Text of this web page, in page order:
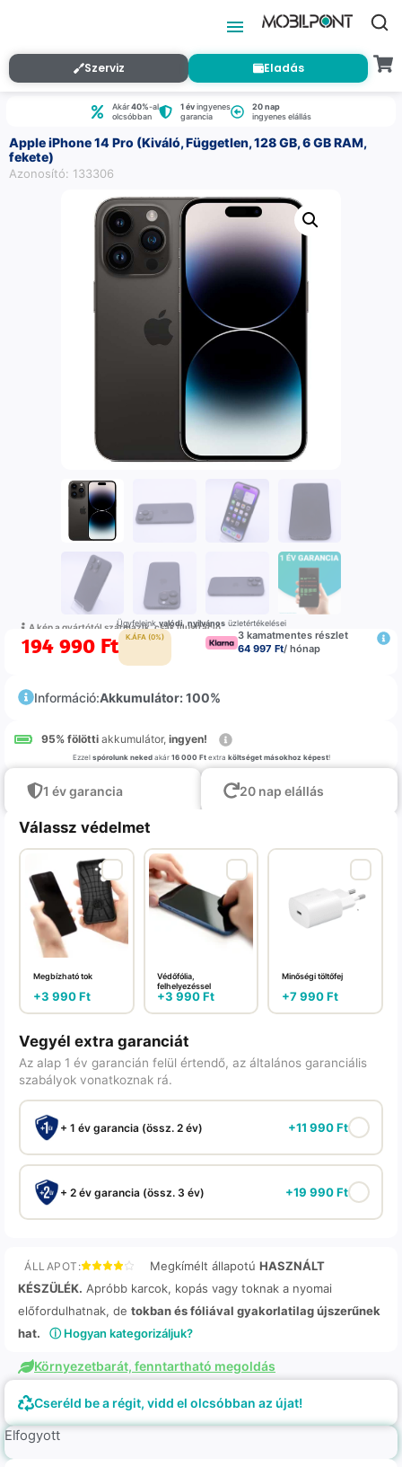
Szerviz Eladás
Akár40%-al
olcsóbban
1 évingyenes
garancia
20 nap
ingyenes elállás
Apple iPhone 14 Pro (Kiváló, Független, 128 GB, 6 GB RAM,
fekete)
Azonosító: 133306
A kép a gyártótól származik, csak illustráció
Ügyfeleinkvalódi,nyilvánosüzletértékelései
194 990 Ft K.ÁFA (0%)
3 kamatmentes részlet
64 997 Ft/ hónap
Információ:Akkumulátor: 100%
95% fölötti akkumulátor, ingyen!
Ezzel spórolunk nekedakár 16 000 Ftextra költséget másokhoz képest!
1 év garancia 20 nap elállás
Válassz védelmet
Megbízható tok
+3 990Ft
Védőfólia,
felhelyezéssel
+3 990Ft
Minőségi töltőfej
+7 990Ft
Vegyél extra garanciát
Az alap 1 év garancián felül értendő, az általános garanciális
szabályok vonatkoznak rá.
+ 1 év garancia (össz. 2 év) +11 990Ft
+ 2 év garancia (össz. 3 év) +19 990Ft
ÁLLAPOT: Megkímélt állapotú HASZNÁLT
KÉSZÜLÉK. Apróbb karcok, kopás vagy toknak a nyomai
előfordulhatnak, de tokban és fóliával gyakorlatilag újszerűnek
hat.
ⓘ Hogyan kategorizáljuk?
Környezetbarát, fenntartható megoldás
Cseréld be a régit, vidd el olcsóbban az újat!
Elfogyott